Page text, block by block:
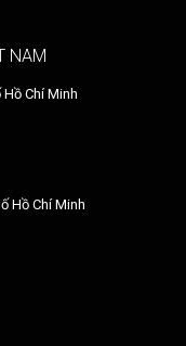
NAM
Chí Minh
Hồ Chí Minh